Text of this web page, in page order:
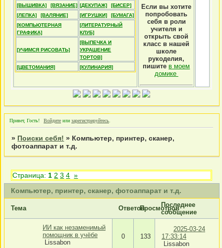
[ВЫШИВКА] [ВЯЗАНИЕ] [ДЕКУПАЖ]
[БИСЕР]
[ЛЕПКА]
[ВАЛЯНИЕ] [ИГРУШКИ]
[БУМАГА]
[КОМПЬЮТЕРНАЯ
ГРАФИКА]
[ЛИТЕРАТУРНЫЙ
КЛУБ]
[УЧИМСЯ РИСОВАТЬ]
[ВЫПЕЧКА И
УКРАШЕНИЕ
ТОРТОВ]
[ЦВЕТОМАНИЯ]
[КУЛИНАРИЯ]
Если вы хотите
попробовать
себя в роли
учителя и
открыть свой
класс в нашей
школе
рукоделия,
пишите в моем
домике
Привет, Гость! Войдите или зарегистрируйтесь
» Поиски себя! » Компьютер, принтер, сканер,
фотоаппарат и т.д.
Компьютер, принтер, сканер, фотоаппарат и т.д.
Страница: 1 2 3 4 »
Тема ОтветовПросмотровПоследнее
сообщение
ИИ как незаменимый
помощник в учёбе
Lissabon
0 133
2025-03-24
17:33:14
Lissabon